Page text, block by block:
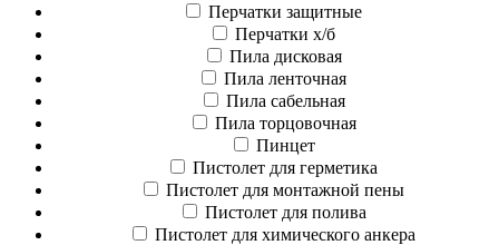
Перчатки защитные
Перчатки х/б
Пила дисковая
Пила ленточная
Пила сабельная
Пила торцовочная
Пинцет
Пистолет для герметика
Пистолет для монтажной пены
Пистолет для полива
Пистолет для химического анкера